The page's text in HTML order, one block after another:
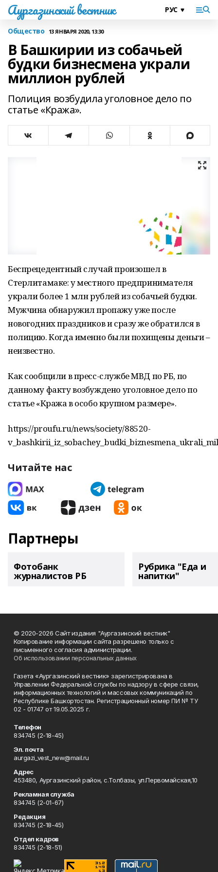
Аургазинский вестник
Общество 13 ЯНВАРЯ 2020, 13:30
В Башкирии из собачьей
будки бизнесмена украли
миллион рублей
Полиция возбудила уголовное дело по
статье «Кража».
Беспрецедентный случай произошел в
Стерлитамаке: у местного предпринимателя
украли более 1 млн рублей из собачьей будки.
Мужчина обнаружил пропажу уже после
новогодних праздников и сразу же обратился в
полицию. Когда именно были похищены деньги –
неизвестно.
Как сообщили в пресс-службе МВД по РБ, по
данному факту возбуждено уголовное дело по
статье «Кража в особо крупном размере».
https://proufu.ru/news/society/88520-
Читайте нас
Партнеры
Фотобанк
журналистов РБ
Рубрика "Еда и
напитки"
© 2020-2026 Сайт издания "Аургазинский вестник"
Копирование информации сайта разрешено только с
письменного согласия администрации.
Об использовании персональных данных
Газета «Аургазинский вестник» зарегистрирована в
Управлении Федеральной службы по надзору в сфере связи,
информационных технологий и массовых коммуникаций по
Республике Башкортостан. Регистрационный номер ПИ № ТУ
02 - 01747 от 19.05.2025 г.
Телефон
834745 (2-18-45)
Эл. почта
aurgazi_vest_new@mail.ru
Адрес
453480, Аургазинский район, с.Толбазы, ул.Первомайская,10
Рекламная служба
834745 (2-01-67)
Редакция
834745 (2-18-45)
Отдел кадров
834745 (2-18-51)